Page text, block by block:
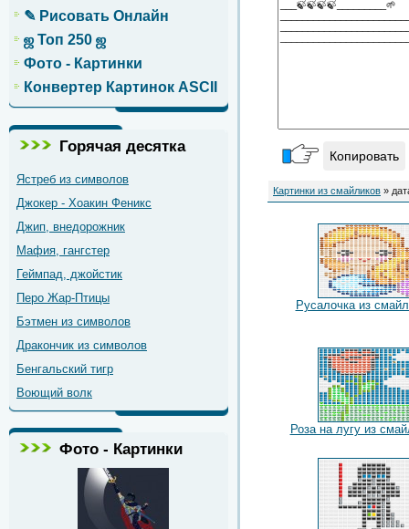
✎ Рисовать Онлайн
ஜ Топ 250 ஜ
Фото - Картинки
Конвертер Картинок ASCII
Горячая десятка
Ястреб из символов
Джокер - Хоакин Феникс
Джип, внедорожник
Мафия, гангстер
Геймпад, джойстик
Перо Жар-Птицы
Бэтмен из символов
Дракончик из символов
Бенгальский тигр
Воющий волк
Фото - Картинки
Копировать
Картинки из смайликов »
Русалочка из
Роза на лугу из